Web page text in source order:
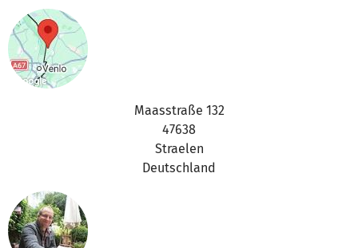
Maasstraße 132
47638
Straelen
Deutschland